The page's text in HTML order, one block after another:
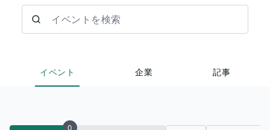
イベント 企業 記事
0